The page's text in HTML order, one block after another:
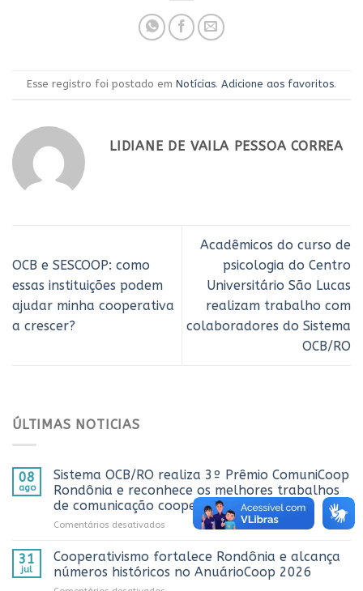
Esse registro foi postado em Notícias. Adicione aos favoritos.
LIDIANE DE VAILA PESSOA CORREA
OCB e SESCOOP: como
essas instituições podem
ajudar minha cooperativa
a crescer?
Acadêmicos do curso de
psicologia do Centro
Universitário São Lucas
realizam trabalho com
colaboradores do Sistema
OCB/RO
ÚLTIMAS NOTICIAS
08
ago
Sistema OCB/RO realiza 3º Prêmio ComuniCoop
Rondônia e reconhece os melhores trabalhos
de comunicação cooperativista do estado
Comentários desativados
OCB/RO
3º
31
jul
Cooperativismo fortalece Rondônia e alcança
números históricos no AnuárioCoop 2026